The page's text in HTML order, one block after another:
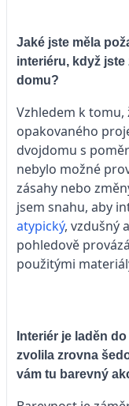
Jaké jste měla
interiéru, když
domu?
Vzhledem k tomu,
opakovaného
dvojdomu s
nebylo možné
zásahy nebo
jsem snahu, aby
atypický, vzdušný
pohledově
použitými
Interiér je laděn
zvolila zrovna
vám tu barevný